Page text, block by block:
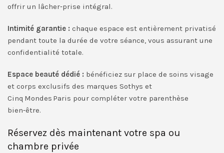
offrir un lâcher‑prise intégral.
Intimité garantie : chaque espace est entièrement privatisé
pendant toute la durée de votre séance, vous assurant une
confidentialité totale.
Espace beauté dédié : bénéficiez sur place de soins visage
et corps exclusifs des marques Sothys et
Cinq Mondes Paris pour compléter votre parenthèse
bien‑être.
Réservez dès maintenant votre spa ou
chambre privée